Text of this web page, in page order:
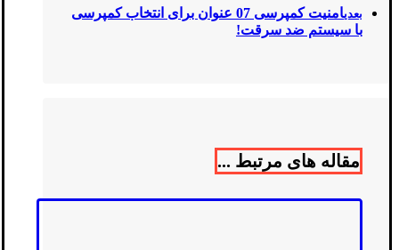
بعدی
امنیت کمپرسی 07 عنوان برای انتخاب کمپرسی
با سیستم ضد سرقت!
مقاله های مرتبط ...